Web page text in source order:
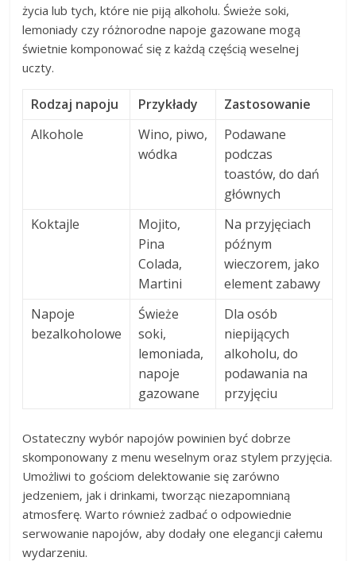
życia lub tych, które nie piją alkoholu. Świeże soki,
lemoniady czy różnorodne napoje gazowane mogą
świetnie komponować się z każdą częścią weselnej
uczty.
Rodzaj napoju Przykłady
Zastosowanie
Alkohole
Wino, piwo,
wódka
Podawane
podczas
toastów, do dań
głównych
Koktajle
Mojito,
Pina
Colada,
Martini
Na przyjęciach
późnym
wieczorem, jako
element zabawy
Napoje
bezalkoholowe
Świeże
soki,
lemoniada,
napoje
gazowane
Dla osób
niepijących
alkoholu, do
podawania na
przyjęciu
Ostateczny wybór napojów powinien być dobrze
skomponowany z menu weselnym oraz stylem przyjęcia.
Umożliwi to gościom delektowanie się zarówno
jedzeniem, jak i drinkami, tworząc niezapomnianą
atmosferę. Warto również zadbać o odpowiednie
serwowanie napojów, aby dodały one elegancji całemu
wydarzeniu.